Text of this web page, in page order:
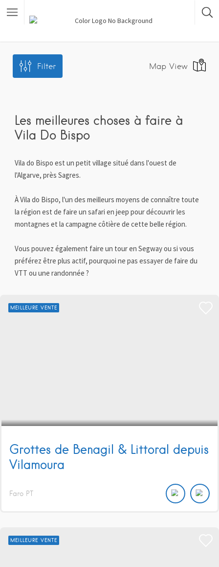
Filter Map View
Les meilleures choses à faire à
Vila Do Bispo
Vila do Bispo est un petit village situé dans l'ouest de
l'Algarve, près Sagres.
À Vila do Bispo, l'un des meilleurs moyens de connaître toute
la région est de faire un safari en jeep pour découvrir les
montagnes et la campagne côtière de cette belle région.
Vous pouvez également faire un tour en Segway ou si vous
préférez être plus actif, pourquoi ne pas essayer de faire du
VTT ou une randonnée ?
MEILLEURE VENTE
Grottes de Benagil & Littoral depuis
Vilamoura
Faro PT
MEILLEURE VENTE